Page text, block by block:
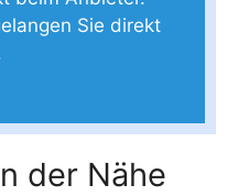
Sie direkt
der Nähe